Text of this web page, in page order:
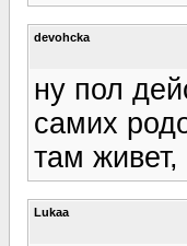
devohcka
ну пол
самих
там
Lukaa